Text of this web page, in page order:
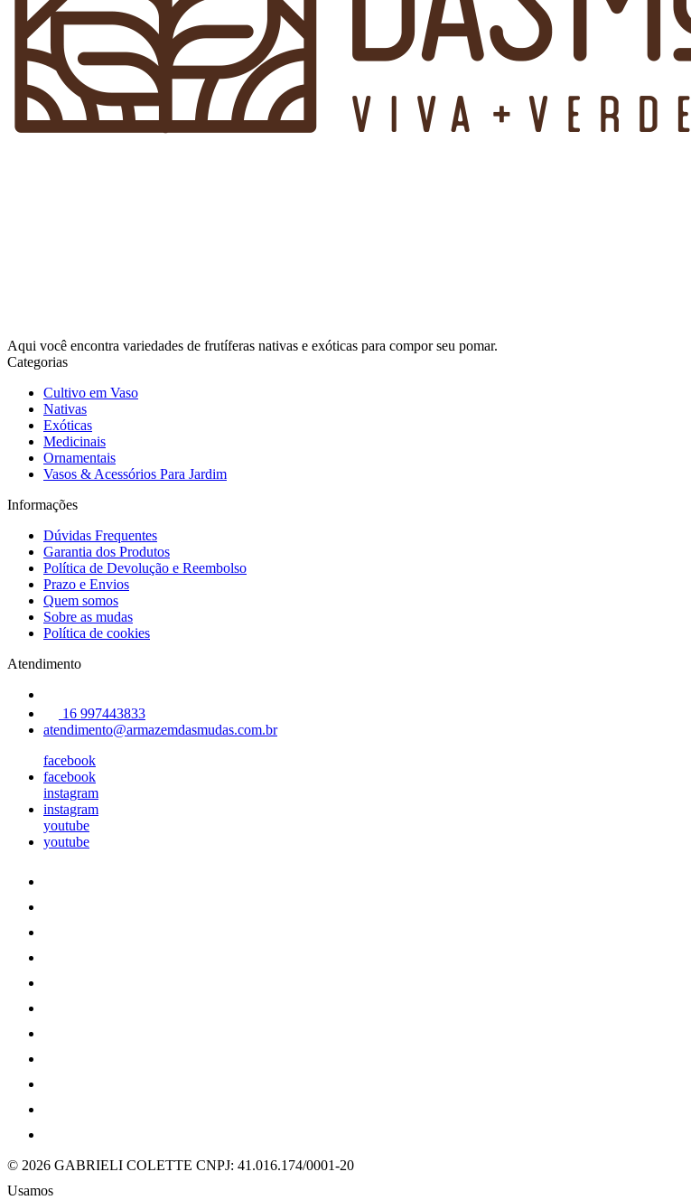
Aqui você encontra variedades de frutíferas nativas e exóticas para compor seu pomar.
Categorias
Cultivo em Vaso
Nativas
Exóticas
Medicinais
Ornamentais
Vasos & Acessórios Para Jardim
Informações
Dúvidas Frequentes
Garantia dos Produtos
Política de Devolução e Reembolso
Prazo e Envios
Quem somos
Sobre as mudas
Política de cookies
Atendimento
16 997443833
atendimento@armazemdasmudas.com.br
facebook
facebook
instagram
instagram
youtube
youtube
© 2026 GABRIELI COLETTE CNPJ: 41.016.174/0001-20
Usamos